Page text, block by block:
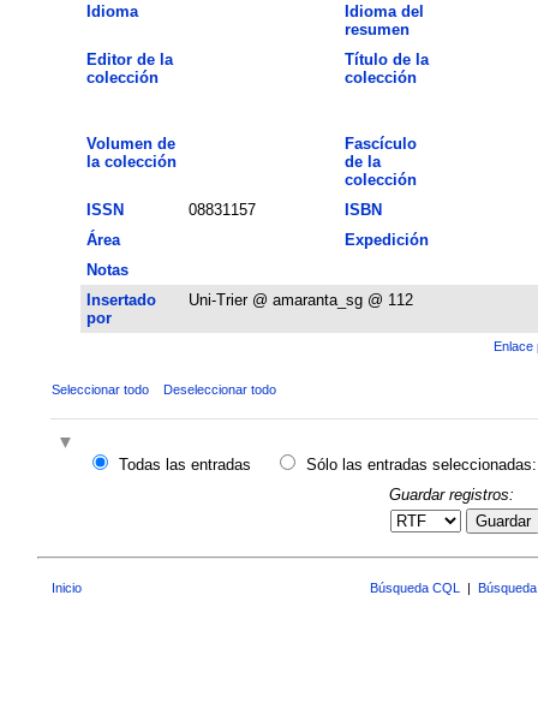
Idioma
Idioma del
resumen
Editor de la
colección
Título de la
colección
Volumen de
la colección
Fascículo
de la
colección
ISSN
08831157
ISBN
Área
Expedición
Notas
Insertado
por
Uni-Trier @ amaranta_sg @ 112
Enlace
Seleccionar todo Deseleccionar todo
Todas las entradas
Sólo las entradas seleccionadas:
Guardar registros:
Guardar
Inicio Búsqueda CQL